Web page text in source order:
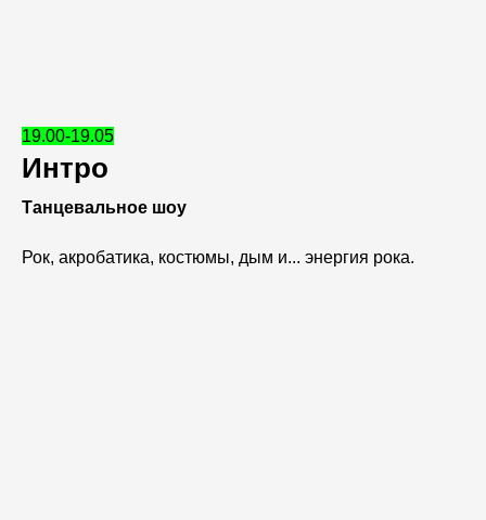
19.00-19.05
Интро
Танцевальное шоу
Рок, акробатика, костюмы, дым и... энергия рока.